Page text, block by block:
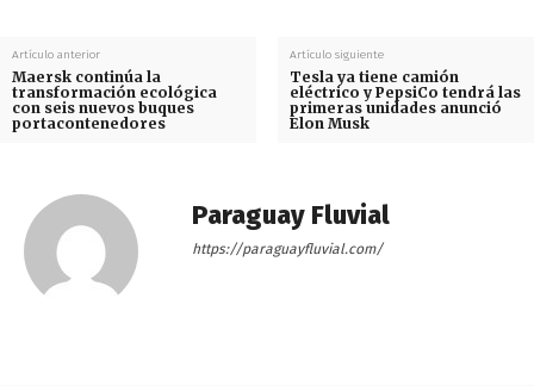
Artículo anterior
Maersk continúa la
transformación ecológica
con seis nuevos buques
portacontenedores
Artículo siguiente
Tesla ya tiene camión
eléctrico y PepsiCo tendrá las
primeras unidades anunció
Elon Musk
Paraguay Fluvial
https://paraguayfluvial.com/